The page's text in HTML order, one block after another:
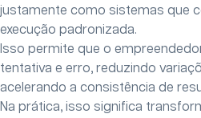
justamente como sistemas que
execução padronizada.
Isso permite que o
tentativa e erro, reduzindo
acelerando a consistência de
Na prática, isso significa